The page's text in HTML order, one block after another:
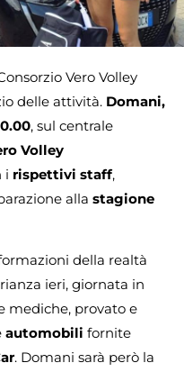
Vero Volley
delle attività. Domani,
, sul centrale
Volley
i rispettivi staff,
alla stagione
della realtà
ieri, giornata in
mediche, provato e
automobili fornite
. Domani sarà però la